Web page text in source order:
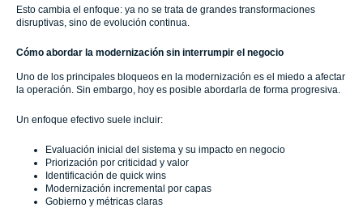
Esto cambia el enfoque: ya no se trata de grandes transformaciones
disruptivas, sino de evolución continua.
Cómo abordar la modernización sin interrumpir el negocio
Uno de los principales bloqueos en la modernización es el miedo a afectar
la operación. Sin embargo, hoy es posible abordarla de forma progresiva.
Un enfoque efectivo suele incluir:
Evaluación inicial del sistema y su impacto en negocio
Priorización por criticidad y valor
Identificación de quick wins
Modernización incremental por capas
Gobierno y métricas claras